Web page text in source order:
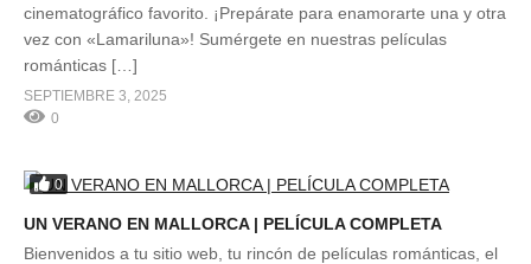
cinematográfico favorito. ¡Prepárate para enamorarte una y otra
vez con «Lamariluna»! Sumérgete en nuestras películas
románticas […]
SEPTIEMBRE 3, 2025
0
0
UN VERANO EN MALLORCA | PELÍCULA COMPLETA
Bienvenidos a tu sitio web, tu rincón de películas románticas, el